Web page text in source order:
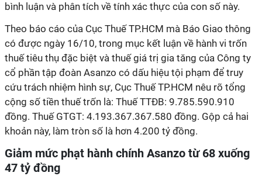
bình luận và phân tích về tính xác thực của con số này.
Theo báo cáo của Cục Thuế TP.HCM mà Báo Giao thông
có được ngày 16/10, trong mục kết luận về hành vi trốn
thuế tiêu thụ đặc biệt và thuế giá trị gia tăng của Công ty
cổ phần tập đoàn Asanzo có dấu hiệu tội phạm để truy
cứu trách nhiệm hình sự, Cục Thuế TP.HCM nêu rõ tổng
cộng số tiền thuế trốn là: Thuế TTĐB: 9.785.590.910
đồng. Thuế GTGT: 4.193.367.367.580 đồng. Gộp cả hai
khoản này, làm tròn số là hơn 4.200 tỷ đồng.
Giảm mức phạt hành chính Asanzo từ 68 xuống
47 tỷ đồng